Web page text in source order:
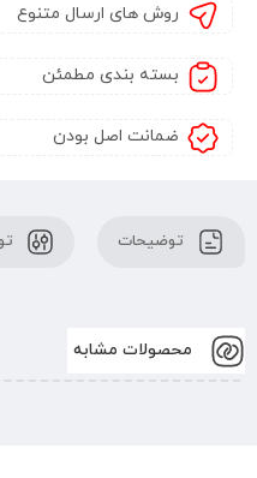
روش های ارسال متنوع
بسته بندی مطمئن
ضمانت اصل بودن
توضیحات
محصولات مشابه